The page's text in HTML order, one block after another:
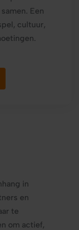
Een
cultuur,
in
en
te
om actief,